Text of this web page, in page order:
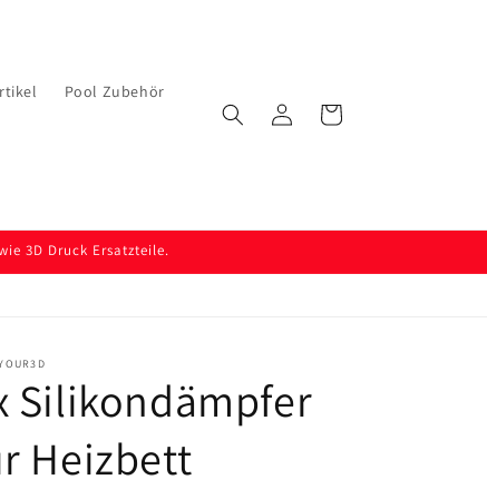
Pool Zubehör
EinloggenWarenkorb
3D Druck Ersatzteile.
Silikondämpfer
Heizbett